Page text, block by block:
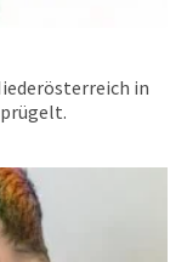
in